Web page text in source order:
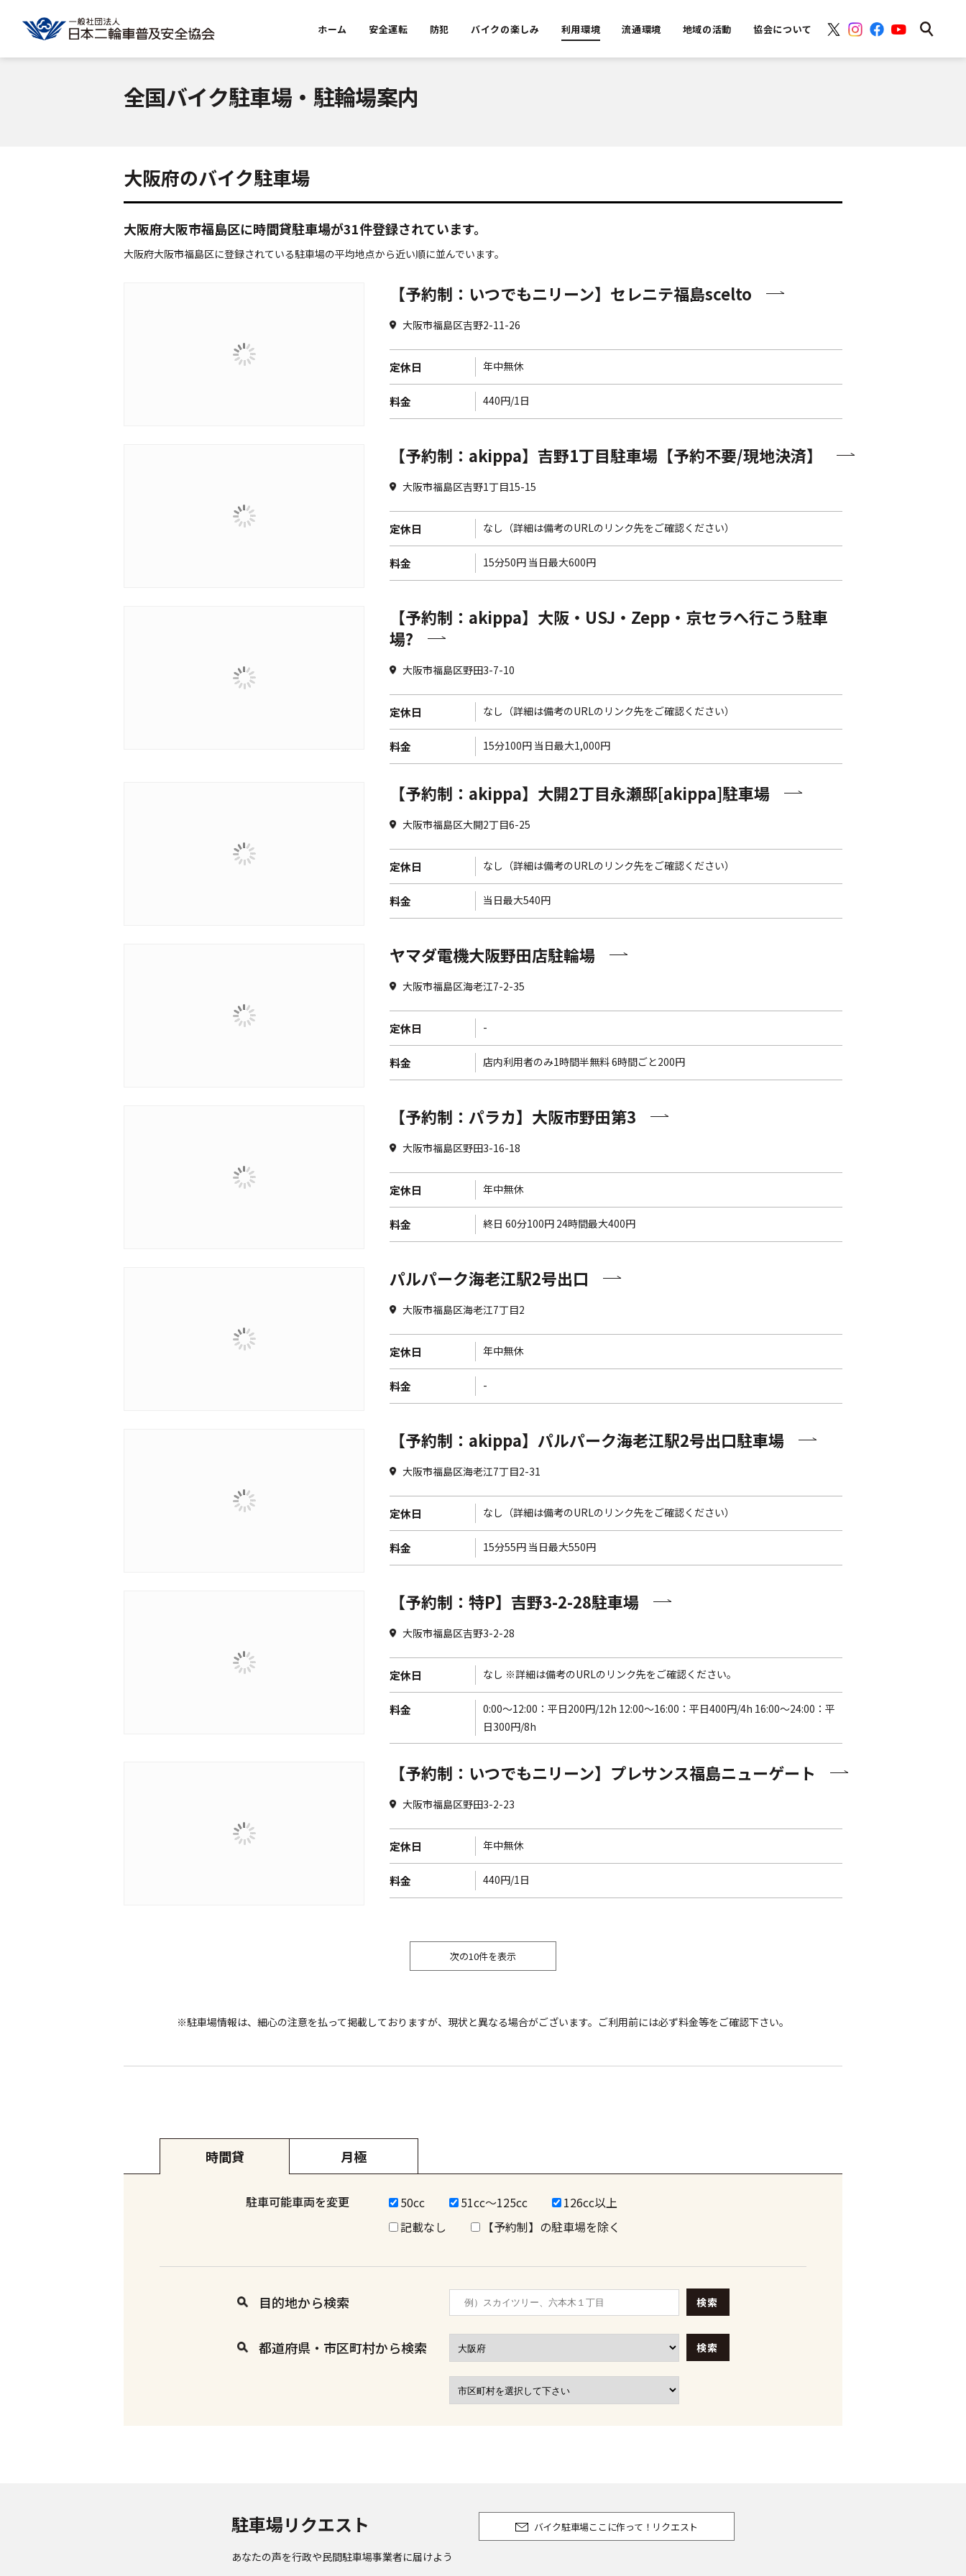
ホーム 安全運転 防犯 バイクの楽しみ 利用環境 流通環境 地域の活動 協会について
全国バイク駐車場・駐輪場案内
大阪府のバイク駐車場
大阪府大阪市福島区に時間貸駐車場が31件登録されています。
大阪府大阪市福島区に登録されている駐車場の平均地点から近い順に並んでいます。
【予約制：いつでもニリーン】セレニテ福島scelto
大阪市福島区吉野2-11-26
定休日 年中無休
料金 440円/1日
【予約制：akippa】吉野1丁目駐車場【予約不要/現地決済】
大阪市福島区吉野1丁目15-15
定休日 なし（詳細は備考のURLのリンク先をご確認ください）
料金 15分50円 当日最大600円
【予約制：akippa】大阪・USJ・Zepp・京セラへ行こう駐車
場?️
大阪市福島区野田3-7-10
定休日 なし（詳細は備考のURLのリンク先をご確認ください）
料金 15分100円 当日最大1,000円
【予約制：akippa】大開2丁目永瀬邸[akippa]駐車場
大阪市福島区大開2丁目6-25
定休日 なし（詳細は備考のURLのリンク先をご確認ください）
料金 当日最大540円
ヤマダ電機大阪野田店駐輪場
大阪市福島区海老江7-2-35
定休日 -
料金 店内利用者のみ1時間半無料 6時間ごと200円
【予約制：パラカ】大阪市野田第3
大阪市福島区野田3-16-18
定休日 年中無休
料金 終日 60分100円 24時間最大400円
パルパーク海老江駅2号出口
大阪市福島区海老江7丁目2
定休日 年中無休
料金 -
【予約制：akippa】パルパーク海老江駅2号出口駐車場
大阪市福島区海老江7丁目2-31
定休日 なし（詳細は備考のURLのリンク先をご確認ください）
料金 15分55円 当日最大550円
【予約制：特P】吉野3-2-28駐車場
大阪市福島区吉野3-2-28
定休日 なし ※詳細は備考のURLのリンク先をご確認ください。
料金
0:00〜12:00：平日200円/12h 12:00〜16:00：平日400円/4h 16:00〜24:00：平
日300円/8h
【予約制：いつでもニリーン】プレサンス福島ニューゲート
大阪市福島区野田3-2-23
定休日 年中無休
料金 440円/1日
次の10件を表示
※駐車場情報は、細心の注意を払って掲載しておりますが、現状と異なる場合がございます。ご利用前には必ず料金等をご確認下さい。
時間貸 月極
駐車可能車両を変更 50cc 51cc～125cc
126cc以上
記載なし
【予約制】の駐車場を除く
目的地から検索 検索
都道府県・市区町村から検索 検索
駐車場リクエスト
あなたの声を行政や民間駐車場事業者に届けよう
バイク駐車場ここに作って！リクエスト